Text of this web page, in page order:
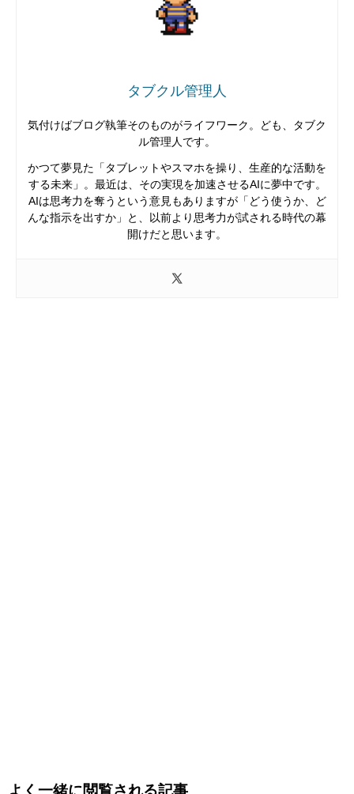
タブクル管理人
気付けばブログ執筆そのものがライフワーク。ども、タブク
ル管理人です。
かつて夢見た「タブレットやスマホを操り、生産的な活動を
する未来」。最近は、その実現を加速させるAIに夢中です。
AIは思考力を奪うという意見もありますが「どう使うか、ど
んな指示を出すか」と、以前より思考力が試される時代の幕
開けだと思います。